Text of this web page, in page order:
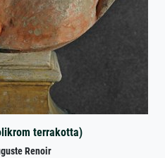
terrakotta)
Renoir